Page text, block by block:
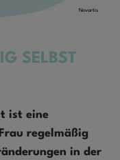
Novartis
SELBST
ist eine
regelmäßig
in der